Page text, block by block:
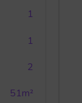
1
1
2
51m²